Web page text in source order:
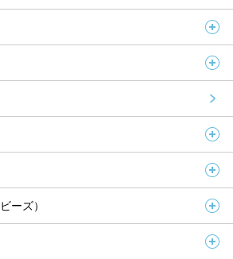
ーズ）